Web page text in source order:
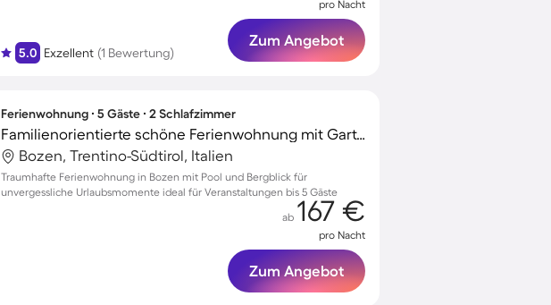
5.0 Exzellent (1 Bewertung)
pro Nacht
Zum Angebot
Ferienwohnung ∙ 5 Gäste ∙ 2 Schlafzimmer
Familienorientierte schöne Ferienwohnung mit Garten, Terrasse und Sauna | Gartenblick | Ideal für Homeoffice
Bozen, Trentino-Südtirol, Italien
Traumhafte Ferienwohnung in Bozen mit Pool und Bergblick für
unvergessliche Urlaubsmomente ideal für Veranstaltungen bis 5 Gäste
ab 167 €
pro Nacht
Zum Angebot